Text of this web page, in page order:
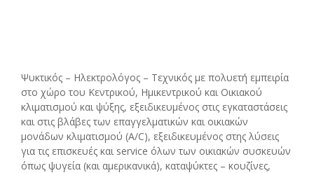
Ψυκτικός – Ηλεκτρολόγος – Τεχνικός με πολυετή εμπειρία
στο χώρο του Κεντρικού, Ημικεντρικού και Οικιακού
κλιματισμού και ψύξης, εξειδικευμένος στις εγκαταστάσεις
και στις βλάβες των επαγγελματικών και οικιακών
μονάδων κλιματισμού (A/C), εξειδικευμένος στης λύσεις
για τις επισκευές και service όλων των οικιακών συσκευών
όπως ψυγεία (και αμερικανικά), καταψύκτες – κουζίνες,